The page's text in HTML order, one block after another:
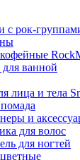
с рок-
ванной
лица и тела
и
для волос
для ногтей